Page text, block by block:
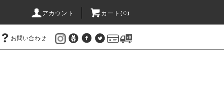
アカウント カート(0)
お問い合わせ